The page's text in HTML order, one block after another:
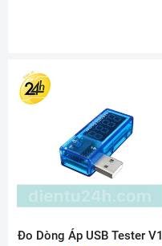
Đo Dòng Áp USB Tester V1